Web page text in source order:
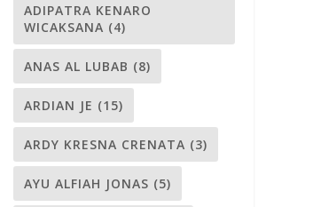
ADIPATRA KENARO
WICAKSANA (4)
ANAS AL LUBAB (8)
ARDIAN JE (15)
ARDY KRESNA CRENATA (3)
AYU ALFIAH JONAS (5)